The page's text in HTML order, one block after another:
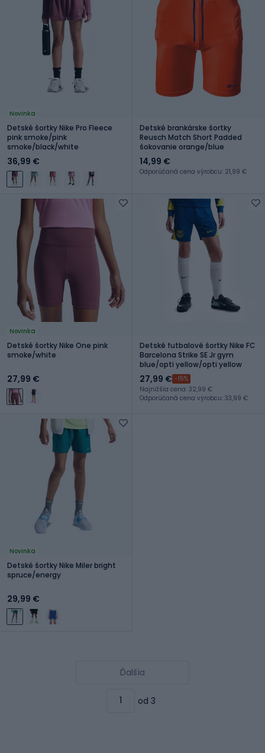
Novinka
Detské šortky Nike Pro Fleece
pink smoke/pink
smoke/black/white
36,99 €
Detské brankárske šortky
Reusch Match Short Padded
šokovanie orange/blue
14,99 €
Odporúčaná cena výrobcu: 21,99 €
Novinka
Detské šortky Nike One pink
smoke/white
27,99 €
Detské futbalové šortky Nike FC
Barcelona Strike SE Jr gym
blue/opti yellow/opti yellow
27,99 € -15%
Najnižšia cena: 32,99 €
Odporúčaná cena výrobcu: 33,99 €
Novinka
Detské šortky Nike Miler bright
spruce/energy
29,99 €
Ďalšia
od 3